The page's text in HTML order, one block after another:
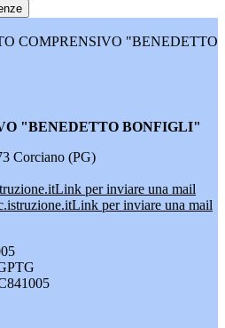
COMPRENSIVO "BENEDETTO
"BENEDETTO BONFIGLI"
Corciano (PG)
Link per inviare una mail
Link per inviare una mail